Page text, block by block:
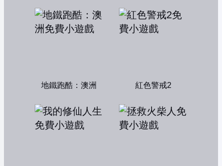
地鐵跑酷：澳洲 紅色警戒2